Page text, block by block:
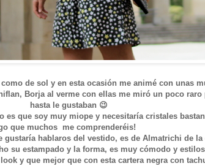
de sol y en esta ocasión me animé con unas
Borja al verme con ellas me miró un poco raro
hasta le gustaban 😉
es que soy muy miope y necesitaría cristales
que muchos me comprenderéis!
gustaría hablaros del vestido, es de Almatrichi de
su estampado y la forma, es muy cómodo y
y que mejor que con esta cartera negra con